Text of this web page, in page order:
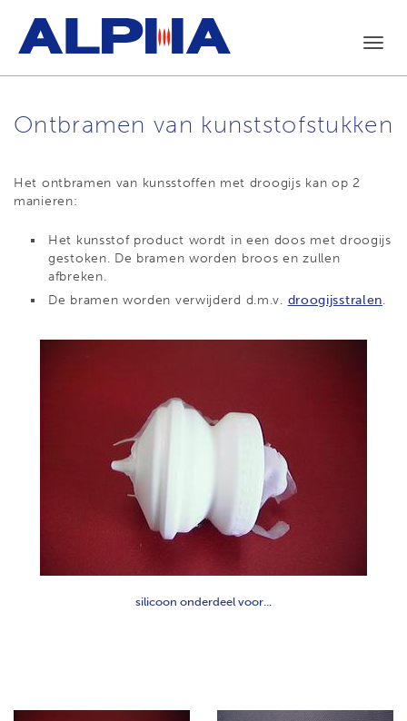
Ontbramen van kunststofstukken
Het ontbramen van kunsstoffen met droogijs kan op 2
manieren:
Het kunsstof product wordt in een doos met droogijs
gestoken. De bramen worden broos en zullen
afbreken.
De bramen worden verwijderd d.m.v. droogijsstralen.
silicoon onderdeel voor...